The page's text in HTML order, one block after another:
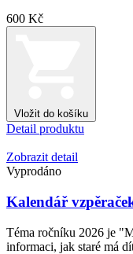
600 Kč
Vložit do košíku
Detail produktu
Zobrazit detail
Vyprodáno
Kalendář
Téma ročníku 2026 je
informaci, jak staré má